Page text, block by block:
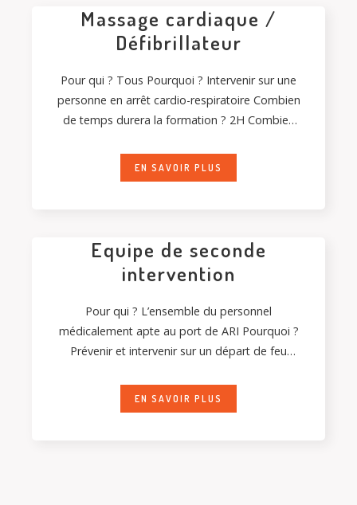
Massage cardiaque /
Défibrillateur
Pour qui ? Tous Pourquoi ? Intervenir sur une
personne en arrêt cardio-respiratoire Combien
de temps durera la formation ? 2H Combien
EN SAVOIR PLUS
Equipe de seconde
intervention
Pour qui ? L’ensemble du personnel
médicalement apte au port de ARI Pourquoi ?
Prévenir et intervenir sur un départ de feu
EN SAVOIR PLUS